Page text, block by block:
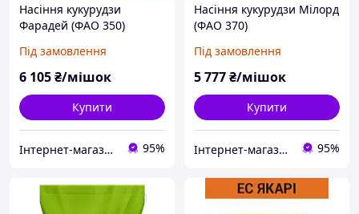
Насіння кукурудзи
Фарадей (ФАО 350)
Під замовлення
6 105₴/мішок
Купити
Інтернет-магазин "ТДА" агрохімія, насіння, добрива 95%
Насіння кукурудзи Мілорд
(ФАО 370)
Під замовлення
5 777₴/мішок
Купити
Інтернет-магазин "ТДА" агрохімія, насіння, добрива 95%